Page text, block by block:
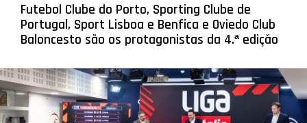
Futebol Clube do Porto, Sporting Clube de
Portugal, Sport Lisboa e Benfica e Oviedo Club
Baloncesto são os protagonistas da 4.ª edição